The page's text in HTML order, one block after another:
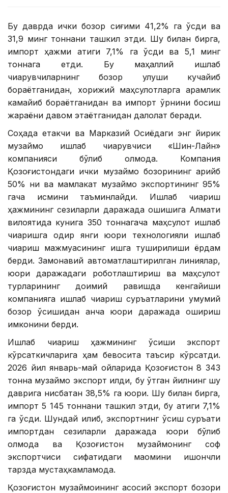
Бу даврда ички бозор сиғими 41,2% га ўсди ва
31,9 минг тоннани ташкил этди. Шу билан бирга,
импорт ҳажми атиги 7,1% га ўсди ва 5,1 минг
тоннага етди. Бу маҳаллий ишлаб
чиқарувчиларнинг бозор улуши кучайиб
бораётганидан, хорижий маҳсулотларга қарамлик
камайиб бораётганидан ва импорт ўрнини босиш
жараёни давом этаётганидан далолат беради.
Соҳада етакчи ва Марказий Осиёдаги энг йирик
музқаймоқ ишлаб чиқарувчиси «Шин-Лайн»
компанияси бўлиб қолмоқда. Компания
Қозоғистондаги ички музқаймоқ бозорининг қарийб
50% ни ва мамлакат музқаймоқ экспортининг 95%
гача қисмини таъминлайди. Ишлаб чиқариш
ҳажмининг сезиларли даражада ошишига Алмати
вилоятида кунига 350 тоннагача маҳсулот ишлаб
чиқаришга қодир янги юқори технологияли ишлаб
чиқариш мажмуасининг ишга туширилиши ёрдам
берди. Замонавий автоматлаштирилган линиялар,
юқори даражадаги роботлаштириш ва маҳсулот
турларининг доимий равишда кенгайиши
компанияга ишлаб чиқариш суръатларини умумий
бозор ўсишидан анча юқори даражада ошириш
имконини берди.
Ишлаб чиқариш ҳажмининг ўсиши экспорт
кўрсаткичларига ҳам бевосита таъсир кўрсатди.
2026 йил январь-май ойларида Қозоғистон 8 343
тонна музқаймоқ экспорт қилди, бу ўтган йилнинг шу
даврига нисбатан 38,5% га юқори. Шу билан бирга,
импорт 5 145 тоннани ташкил этди, бу атиги 7,1%
га ўсди. Шундай қилиб, экспортнинг ўсиш суръати
импортдан сезиларли даражада юқори бўлиб
қолмоқда ва Қозоғистон музқаймоқнинг соф
экспортчиси сифатидаги мақомини ишончли
тарзда мустаҳкамламоқда.
Қозоғистон музқаймоқининг асосий экспорт бозори